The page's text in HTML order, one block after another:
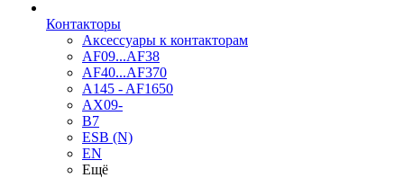
Контакторы
Аксессуары к контакторам
AF09...AF38
AF40...AF370
A145 - AF1650
AX09-
B7
ESB (N)
EN
Ещё